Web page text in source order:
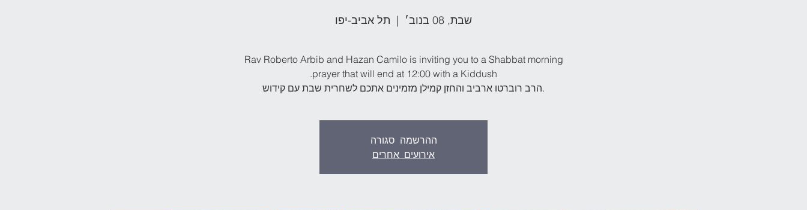
שבת, 08 בנוב׳
  |
תל אביב-יפו
Rav Roberto Arbib and Hazan Camilo is inviting you to a Shabbat morning
.הרב רוברטו ארביב והחזן קמילן מזמינים אתכם לשחרית שבת עם קידוש
ההרשמה סגורה
אירועים אחרים